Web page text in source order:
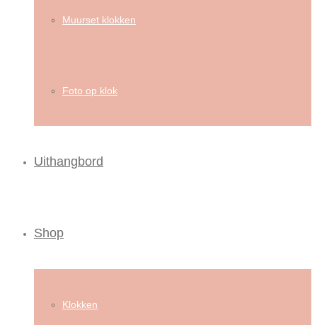
Muurset klokken
Foto op klok
Uithangbord
Shop
Klokken